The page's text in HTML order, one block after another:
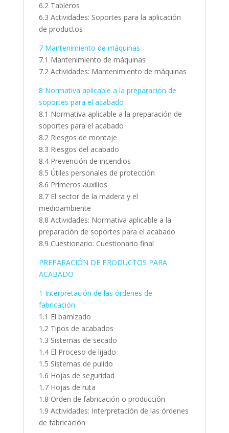
6.2 Tableros
6.3 Actividades: Soportes para la aplicación
de productos
7 Mantenimiento de máquinas
7.1 Mantenimiento de máquinas
7.2 Actividades: Mantenimiento de máquinas
8 Normativa aplicable a la preparación de
soportes para el acabado
8.1 Normativa aplicable a la preparación de
soportes para el acabado
8.2 Riesgos de montaje
8.3 Riesgos del acabado
8.4 Prevención de incendios
8.5 Útiles personales de protección
8.6 Primeros auxilios
8.7 El sector de la madera y el
medioambiente
8.8 Actividades: Normativa aplicable a la
preparación de soportes para el acabado
8.9 Cuestionario: Cuestionario final
PREPARACIÓN DE PRODUCTOS PARA
ACABADO
1 Interpretación de las órdenes de
fabricación
1.1 El barnizado
1.2 Tipos de acabados
1.3 Sistemas de secado
1.4 El Proceso de lijado
1.5 Sistemas de pulido
1.6 Hojas de seguridad
1.7 Hojas de ruta
1.8 Orden de fabricación o producción
1.9 Actividades: Interpretación de las órdenes
de fabricación